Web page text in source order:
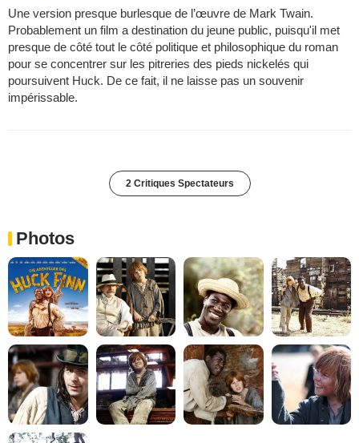
Une version presque burlesque de l’œuvre de Mark Twain.
Probablement un film a destination du jeune public, puisqu'il met
presque de côté tout le côté politique et philosophique du roman
pour se concentrer sur les pitreries des pieds nickelés qui
poursuivent Huck. De ce fait, il ne laisse pas un souvenir
impérissable.
2 Critiques Spectateurs
Photos